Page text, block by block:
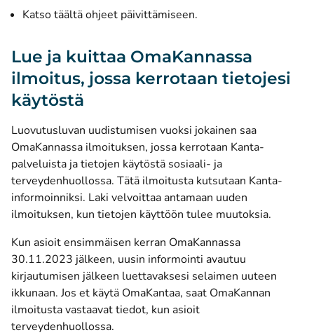
Katso täältä ohjeet päivittämiseen.
Lue ja kuittaa OmaKannassa
ilmoitus, jossa kerrotaan tietojesi
käytöstä
Luovutusluvan uudistumisen vuoksi jokainen saa
OmaKannassa ilmoituksen, jossa kerrotaan Kanta-
palveluista ja tietojen käytöstä sosiaali- ja
terveydenhuollossa. Tätä ilmoitusta kutsutaan Kanta-
informoinniksi. Laki velvoittaa antamaan uuden
ilmoituksen, kun tietojen käyttöön tulee muutoksia.
Kun asioit ensimmäisen kerran OmaKannassa
30.11.2023 jälkeen, uusin informointi avautuu
kirjautumisen jälkeen luettavaksesi selaimen uuteen
ikkunaan. Jos et käytä OmaKantaa, saat OmaKannan
ilmoitusta vastaavat tiedot, kun asioit
terveydenhuollossa.